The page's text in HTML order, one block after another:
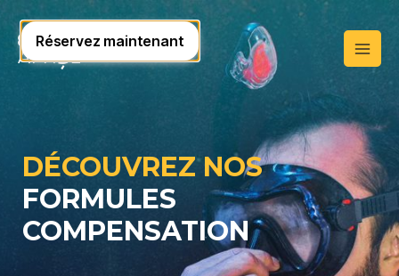
DÉCOUVREZ NOS
FORMULES
COMPENSATION